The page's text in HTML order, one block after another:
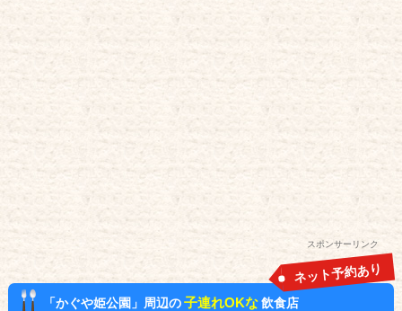
スポンサーリンク
「かぐや姫公園」周辺の子連れOKな 飲食店
ネット予約あり